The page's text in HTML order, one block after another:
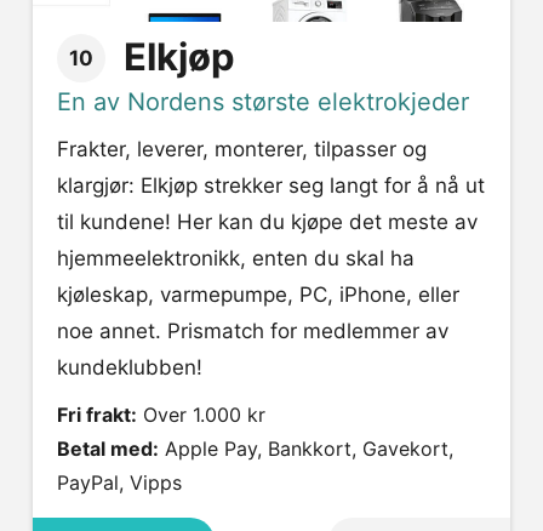
10 Elkjøp
En av Nordens største elektrokjeder
Frakter, leverer, monterer, tilpasser og
klargjør: Elkjøp strekker seg langt for å nå ut
til kundene! Her kan du kjøpe det meste av
hjemmeelektronikk, enten du skal ha
kjøleskap, varmepumpe, PC, iPhone, eller
noe annet. Prismatch for medlemmer av
kundeklubben!
Fri frakt: Over 1.000 kr
Betal med:
PayPal, Vipps